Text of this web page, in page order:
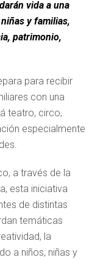
vida a una
y familias,
patrimonio,
para recibir
con una
teatro, circo,
especialmente
a través de la
esta iniciativa
de distintas
temáticas
la
a niños, niñas y